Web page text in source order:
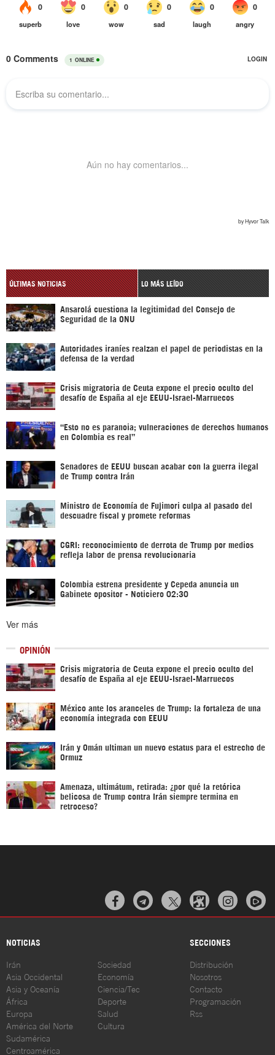
ÚLTIMAS NOTICIAS LO MÁS LEÍDO
Ansarolá cuestiona la legitimidad del Consejo de
Seguridad de la ONU
Autoridades iraníes realzan el papel de periodistas en la
defensa de la verdad
Crisis migratoria de Ceuta expone el precio oculto del
desafío de España al eje EEUU-Israel-Marruecos
“Esto no es paranoia; vulneraciones de derechos humanos
en Colombia es real”
Senadores de EEUU buscan acabar con la guerra ilegal
de Trump contra Irán
Ministro de Economía de Fujimori culpa al pasado del
descuadre fiscal y promete reformas
CGRI: reconocimiento de derrota de Trump por medios
refleja labor de prensa revolucionaria
Colombia estrena presidente y Cepeda anuncia un
Gabinete opositor - Noticiero 02:30
Ver más
OPINIÓN
Crisis migratoria de Ceuta expone el precio oculto del
desafío de España al eje EEUU-Israel-Marruecos
México ante los aranceles de Trump: la fortaleza de una
economía integrada con EEUU
Irán y Omán ultiman un nuevo estatus para el estrecho de
Ormuz
Amenaza, ultimátum, retirada: ¿por qué la retórica
belicosa de Trump contra Irán siempre termina en
retroceso?
  
NOTICIAS SECCIONES
Irán
Asia Occidental
Asia y Oceanía
África
Europa
América del Norte
Sudamérica
Centroamérica
Sociedad
Economía
Ciencia/Tec
Deporte
Salud
Cultura
Distribución
Nosotros
Contacto
Programación
Rss